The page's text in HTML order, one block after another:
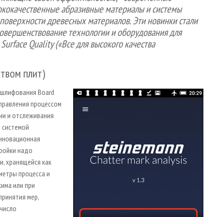
абразивные материалы и системы
древесных материалов. Эти новинки стали
технологии и оборудования для
Quality («Все для высокого качества
плит)
Board
процессом
и отслеживания
надо
хранящейся как
процесса и
или при
мер,